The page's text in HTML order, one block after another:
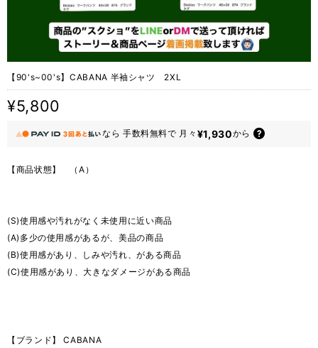
【90's~00's】CABANA 半袖シャツ 2XL
¥5,800
なら 手数料無料で 月々 ¥1,930から
【商品状態】 （A）
(S)使用感や汚れがなく未使用に近い商品
(A)多少の使用感があるが、美品の商品
(B)使用感があり、しみや汚れ、がある商品
(C)使用感があり、大きなダメージがある商品
【ブランド】 CABANA